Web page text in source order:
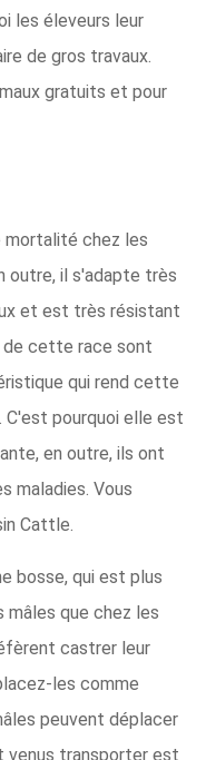
les éleveurs leur
de gros travaux.
gratuits et pour
mortalité chez les
outre, il s'adapte très
et est très résistant
de cette race sont
qui rend cette
C'est pourquoi elle est
en outre, ils ont
maladies. Vous
Cattle.
bosse, qui est plus
que chez les
castrer leur
les comme
peuvent déplacer
venus transporter est